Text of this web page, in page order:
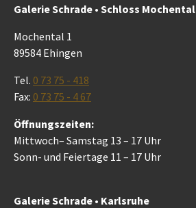
Galerie Schrade • Schloss Mochental
Mochental 1
89584 Ehingen
Tel. 0 73 75 - 418
Fax: 0 73 75 - 4 67
Öffnungszeiten:
Mittwoch– Samstag 13 – 17 Uhr
Sonn- und Feiertage 11 – 17 Uhr
Galerie Schrade • Karlsruhe